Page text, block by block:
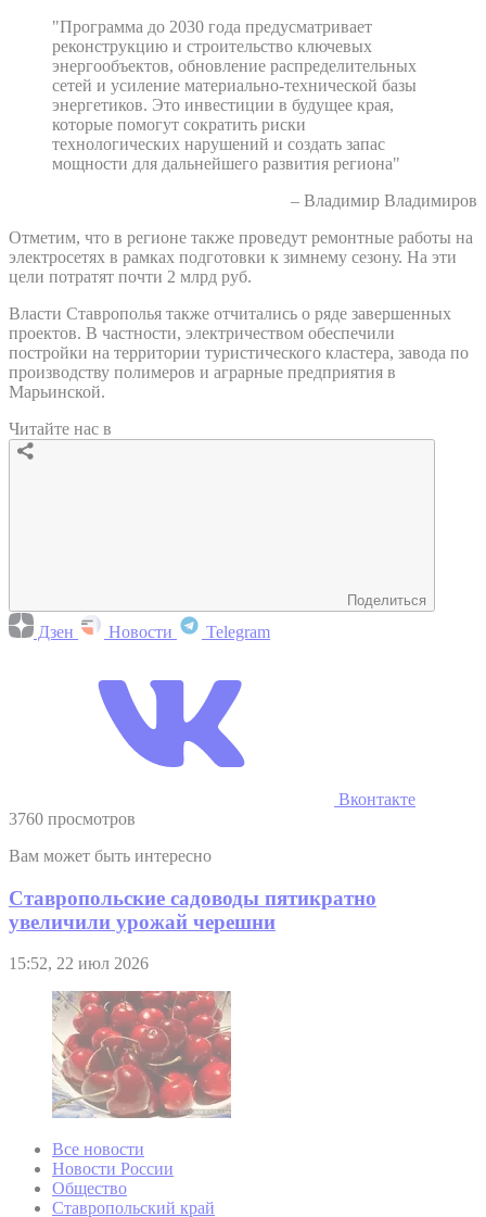
"Программа до 2030 года предусматривает
реконструкцию и строительство ключевых
энергообъектов, обновление распределительных
сетей и усиление материально-технической базы
энергетиков. Это инвестиции в будущее края,
которые помогут сократить риски
технологических нарушений и создать запас
мощности для дальнейшего развития региона"
– Владимир Владимиров
Отметим, что в регионе также проведут ремонтные работы на
электросетях в рамках подготовки к зимнему сезону. На эти
цели потратят почти 2 млрд руб.
Власти Ставрополья также отчитались о ряде завершенных
проектов. В частности, электричеством обеспечили
постройки на территории туристического кластера, завода по
производству полимеров и аграрные предприятия в
Марьинской.
Читайте нас в
Поделиться
Дзен Новости Telegram
Вконтакте
3760 просмотров
Вам может быть интересно
Ставропольские садоводы пятикратно
увеличили урожай черешни
15:52, 22 июл 2026
Все новости
Новости России
Общество
Ставропольский край